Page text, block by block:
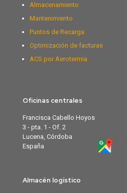
Almacenamiento
Mantenimiento
Puntos de Recarga
Optimización de facturas
ACS por Aerotermia
Oficinas centrales
Francisca Cabello Hoyos
3 - pta. 1 - Of. 2
Lucena, Córdoba
España
Almacén logístico